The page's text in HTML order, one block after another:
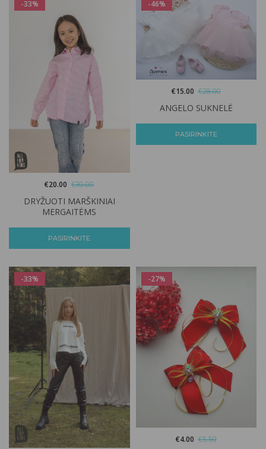
-33%
DRYŽUOTI MARŠKINIAI
MERGAITĖMS
€20.00 €30.00
PASIRINKITE
-46%
ANGELO SUKNELĖ
€15.00 €28.00
PASIRINKITE
-33% -27%
€4.00 €5.50